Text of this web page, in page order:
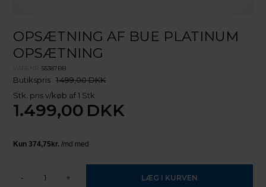
OPSÆTNING AF BUE PLATINUM
OPSÆTNING
VARENR.55387BB
Butikspris 1.499,00 DKK
Stk. pris v/køb af 1 Stk
1.499,00 DKK
- +